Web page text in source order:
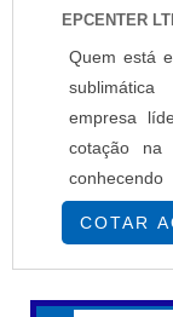
EPCENTER
Quem está
empresa
cotação na
TINTA
alguém
sublimática
COTAR